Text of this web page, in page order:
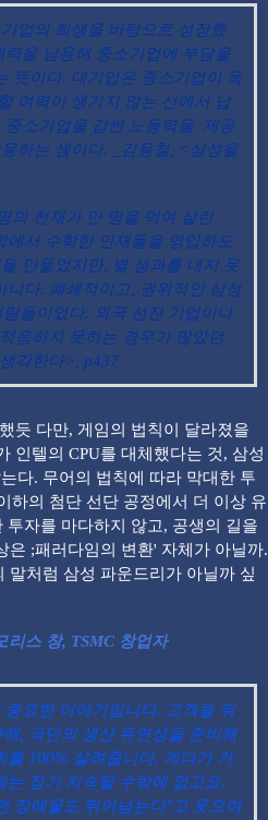
업의 희생을 바탕으로 성장했
력을 남용해 중소기업에 부담을
뜻이다. 대기업은 중소기업이 독
여력이 생기지 않는 선에서 납
중소기업을 갑싼 노동력을 제공
하는 셈이다. _김용철, <삼성을
의 천재가 만 명을 먹여 살린
에서 수학한 인재들을 영입하도
만들었지만, 별 성과를 내지 못
니다. 폐쇄적이고, 권위적인 삼성
돌이었다. 외국 선진 기업이나
응하지 못하는 경우가 많았던
각한다>, p437
듯 다만, 게임의 법칙이 달라졌을
인텔의 CPU를 대체했다는 것, 삼성
다. 무어의 법칙에 따라 막대한 투
하의 첨단 선단 공정에서 더 이상 유
자를 마다하지 않고, 공생의 길을
은 ;패러다임의 변환' 자체가 아닐까.
말처럼 삼성 파운드리가 아닐까 싶
리스 창, TSMC 창업자
요한 이야기입니다. 고객을 위
, 극단의 생산 유연성을 준비해
100% 살려줍니다. 게다가 거
장기 지속될 수밖에 없고요.
장애물도 뛰어넘는다"고 웃으며